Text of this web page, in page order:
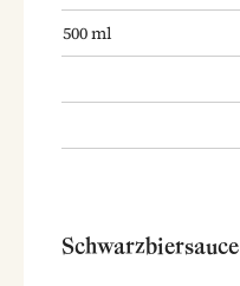
500ml
Schwarzbiersauce